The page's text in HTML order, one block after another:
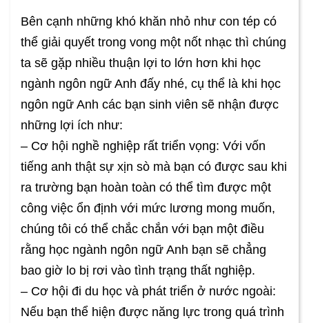
Bên cạnh những khó khăn nhỏ như con tép có
thể giải quyết trong vong một nốt nhạc thì chúng
ta sẽ gặp nhiều thuận lợi to lớn hơn khi học
ngành ngôn ngữ Anh đấy nhé, cụ thể là khi học
ngôn ngữ Anh các bạn sinh viên sẽ nhận được
những lợi ích như:
– Cơ hội nghề nghiệp rất triển vọng: Với vốn
tiếng anh thật sự xịn sò mà bạn có được sau khi
ra trường bạn hoàn toàn có thể tìm được một
công việc ổn định với mức lương mong muốn,
chúng tôi có thể chắc chắn với bạn một điều
rằng học ngành ngôn ngữ Anh bạn sẽ chẳng
bao giờ lo bị rơi vào tình trạng thất nghiệp.
– Cơ hội đi du học và phát triển ở nước ngoài:
Nếu bạn thể hiện được năng lực trong quá trình